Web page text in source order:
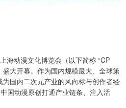
海动漫文化博览会（以下简称 “CP
盛大开幕。作为国内规模最大、全球第
国内二次元产业的风向标与创作者经
国动漫原创打通产业链条、注入活